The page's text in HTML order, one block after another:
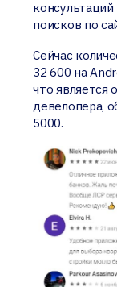
поисков по
Сейчас
32 600 на
что является
девелопера,
5000.